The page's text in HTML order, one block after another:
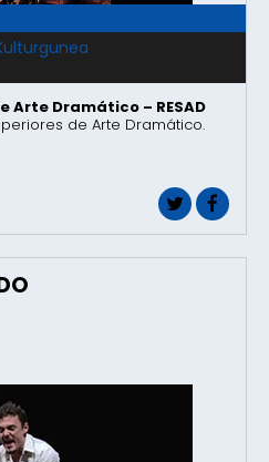
Arte Dramático – RESAD
de Arte Dramático.